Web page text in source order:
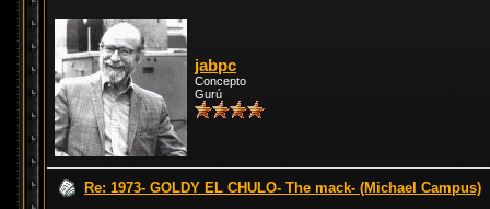
jabpc
Concepto
Gurú
Re: 1973- GOLDY EL CHULO- The mack- (Michael Campus)